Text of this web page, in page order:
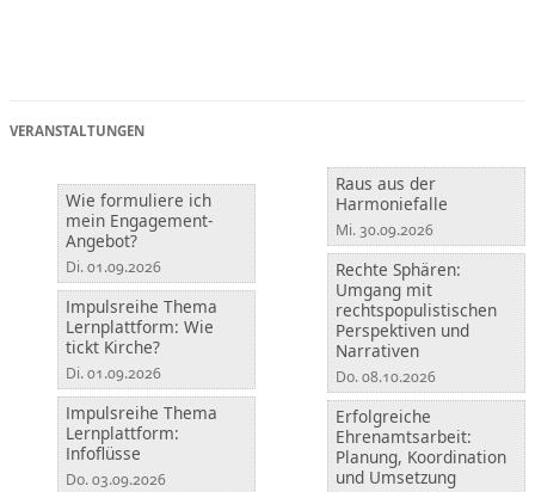
Wie formuliere ich
mein Engagement-
Angebot?
Di. 01.09.2026
Impulsreihe Thema
Lernplattform: Wie
tickt Kirche?
Di. 01.09.2026
Impulsreihe Thema
Lernplattform:
Infoflüsse
Do. 03.09.2026
Raus aus der
Harmoniefalle
Mi. 30.09.2026
Rechte Sphären:
Umgang mit
rechtspopulistischen
Perspektiven und
Narrativen
Do. 08.10.2026
Erfolgreiche
Ehrenamtsarbeit:
Planung, Koordination
und Umsetzung